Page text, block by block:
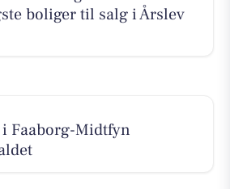
boliger til salg i Årslev
Faaborg-Midtfyn